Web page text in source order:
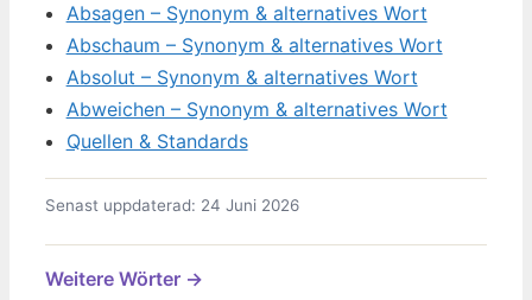
Absagen – Synonym & alternatives Wort
Abschaum – Synonym & alternatives Wort
Absolut – Synonym & alternatives Wort
Abweichen – Synonym & alternatives Wort
Quellen & Standards
Senast uppdaterad: 24 Juni 2026
Weitere Wörter →